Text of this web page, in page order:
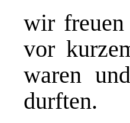
wir freuen
vor
waren
durften.